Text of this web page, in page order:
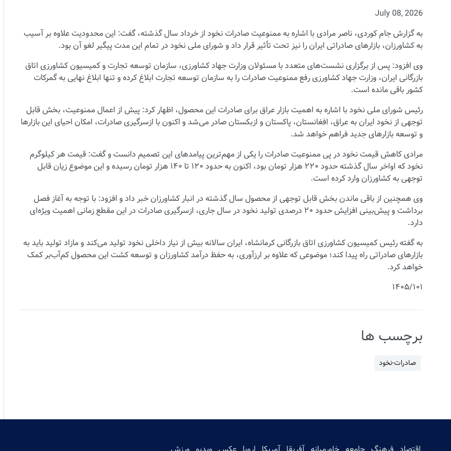
July 08, 2026
به گزارش جام کوردی، ناصر مرادی با اشاره به ممنوعیت صادرات نخود از خرداد سال گذشته، گفت: این محدودیت علاوه بر آسیب
به کشاورزان، بازارهای صادراتی ایران را نیز تحت تأثیر قرار داد و شورای ملی نخود در تمام این مدت پیگیر لغو آن بود.
وی افزود: پس از برگزاری نشست‌های متعدد با مسئولان وزارت جهاد کشاورزی، سازمان توسعه تجارت و کمیسیون کشاورزی اتاق
بازرگانی ایران، وزارت جهاد کشاورزی رفع ممنوعیت صادرات را به سازمان توسعه تجارت ابلاغ کرده و تنها ابلاغ نهایی به گمرکات
کشور باقی مانده است.
رئیس شورای ملی نخود با اشاره به اهمیت بازار عراق برای صادرات این محصول، اظهار کرد: پیش از اعمال ممنوعیت، بخش قابل
توجهی از نخود ایران به عراق، افغانستان، پاکستان و ازبکستان صادر می‌شد و اکنون با ازسرگیری صادرات، امکان احیای این بازارها
و توسعه بازارهای جدید فراهم خواهد شد.
مرادی کاهش قیمت نخود در پی ممنوعیت صادرات را یکی از مهم‌ترین پیامدهای این تصمیم دانست و گفت: قیمت هر کیلوگرم
نخود که اواخر سال گذشته حدود ۲۲۰ هزار تومان بود، اکنون به حدود ۱۲۰ تا ۱۴۰ هزار تومان رسیده و این موضوع زیان قابل
توجهی به کشاورزان وارد کرده است.
وی همچنین از باقی ماندن بخش قابل توجهی از محصول سال گذشته در انبار کشاورزان خبر داد و افزود: با توجه به آغاز فصل
برداشت و پیش‌بینی افزایش حدود ۲۰ درصدی تولید نخود در سال جاری، ازسرگیری صادرات در این مقطع زمانی اهمیت ویژه‌ای
دارد.
به گفته رئیس کمیسیون کشاورزی اتاق بازرگانی کرمانشاه، ایران سالانه بیش از نیاز داخلی نخود تولید می‌کند و مازاد تولید باید به
بازارهای صادراتی راه پیدا کند؛ موضوعی که علاوه بر ارزآوری، به حفظ درآمد کشاورزان و توسعه کشت این محصول کم‌آب‌بر کمک
خواهد کرد.
۱۴۰۵/۱۰۱
برچسب ها
صادرات-نخود